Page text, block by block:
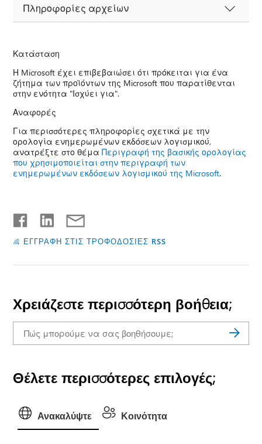
Πληροφορίες αρχείων
Κατάσταση
Η Microsoft έχει επιβεβαιώσει ότι πρόκειται για ένα
ζήτημα των προϊόντων της Microsoft που παρατίθενται
στην ενότητα "Ισχύει για".
Αναφορές
Για περισσότερες πληροφορίες σχετικά με την
ορολογία ενημερωμένων εκδόσεων λογισμικού,
ανατρέξτε στο θέμαΠεριγραφή της βασικής ορολογίας
που χρησιμοποιείται στην περιγραφή των
ενημερωμένων εκδόσεων λογισμικού της Microsoft.
ΕΓΓΡΑΦΗ ΣΤΙΣ ΤΡΟΦΟΔΟΣΙΕΣ RSS
Χρειάζεστε περισσότερη βοήθεια;
Θέλετε περισσότερες επιλογές;
Ανακαλύψτε Κοινότητα